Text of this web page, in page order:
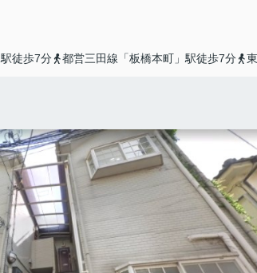
徒歩7分
都営三田線「板橋本町」駅徒歩7分